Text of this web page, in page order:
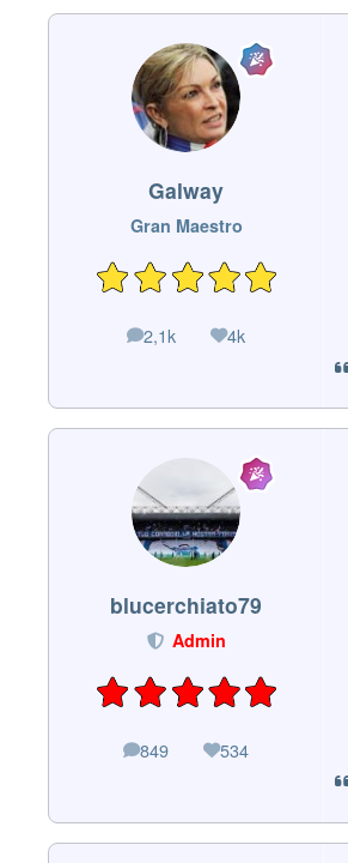
Galway
Gran Maestro
2,1k
messaggi4k
Reputazione
blucerchiato79
Admin
849
messaggi534
Reputazione